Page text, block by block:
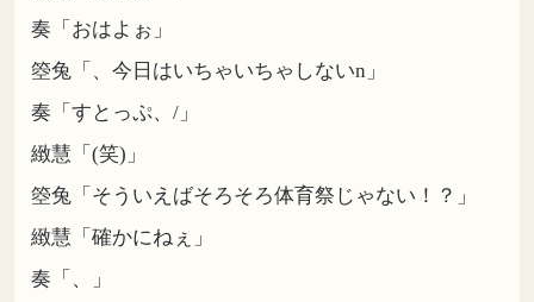
奏「おはよぉ」
箜兔「、今日はいちゃいちゃしないn」
奏「すとっぷ、/」
緻慧「(笑)」
箜兔「そういえばそろそろ体育祭じゃない！？」
緻慧「確かにねぇ」
奏「、」